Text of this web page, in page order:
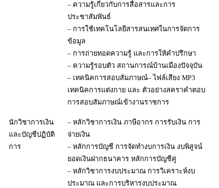
– ความรู้เกี่ยวกับการสื่อสารและการ
ประชาสัมพันธ์
– การใช้เทคโนโลยีสารสนเทศในการจัดการ
ข้อมูล
– การถ่ายทอดความรู้ และการให้คำปรึกษา
– ความรู้รอบตัว สถานการณ์บ้านเมืองปัจจุบัน
– เทคนิคการสอบสัมภาษณ์– ไฟล์เสียง MP3
เทคนิคการแต่งกาย และ ตัวอย่างสคราคำตอบ
การสอบสัมภาษณ์เข้างานราชการ
นักวิชาการเงิน
และบัญชีปฏิบัติ
การ
– หลักวิชาการเงิน ภาษีอากร การรับเงิน การ
จ่ายเงิน
– หลักการบัญชี การจัดทำงบการเงิน งบพิสูจน์
ยอดเงินฝากธนาคาร หลักการบัญชีคู่
– หลักวิชาการงบประมาณ การวิเคราะห์งบ
ประมาณ และการบริหารงบประมาณ